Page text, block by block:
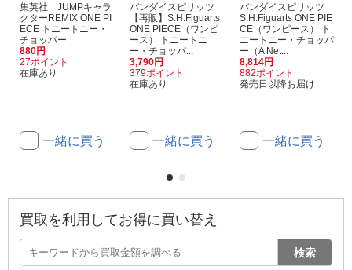
集英社 JUMPキャラ
クターREMIX ONE PI
ECE トニートニー・
チョッパー
880円
27ポイント
在庫あり
一緒に買う
バンダイスピリッツ
【再販】S.H.Figuarts
ONE PIECE（ワンピ
ース） トニートニ
ー・チョッパ...
3,790円
379ポイント
在庫あり
一緒に買う
バンダイスピリッツ
S.H.Figuarts ONE PIE
CE（ワンピース） ト
ニートニー・チョッパ
ー（A Net...
8,814円
882ポイント
発売日以降お届け
一緒に買う
買取を利用してお得に買い替え
検索